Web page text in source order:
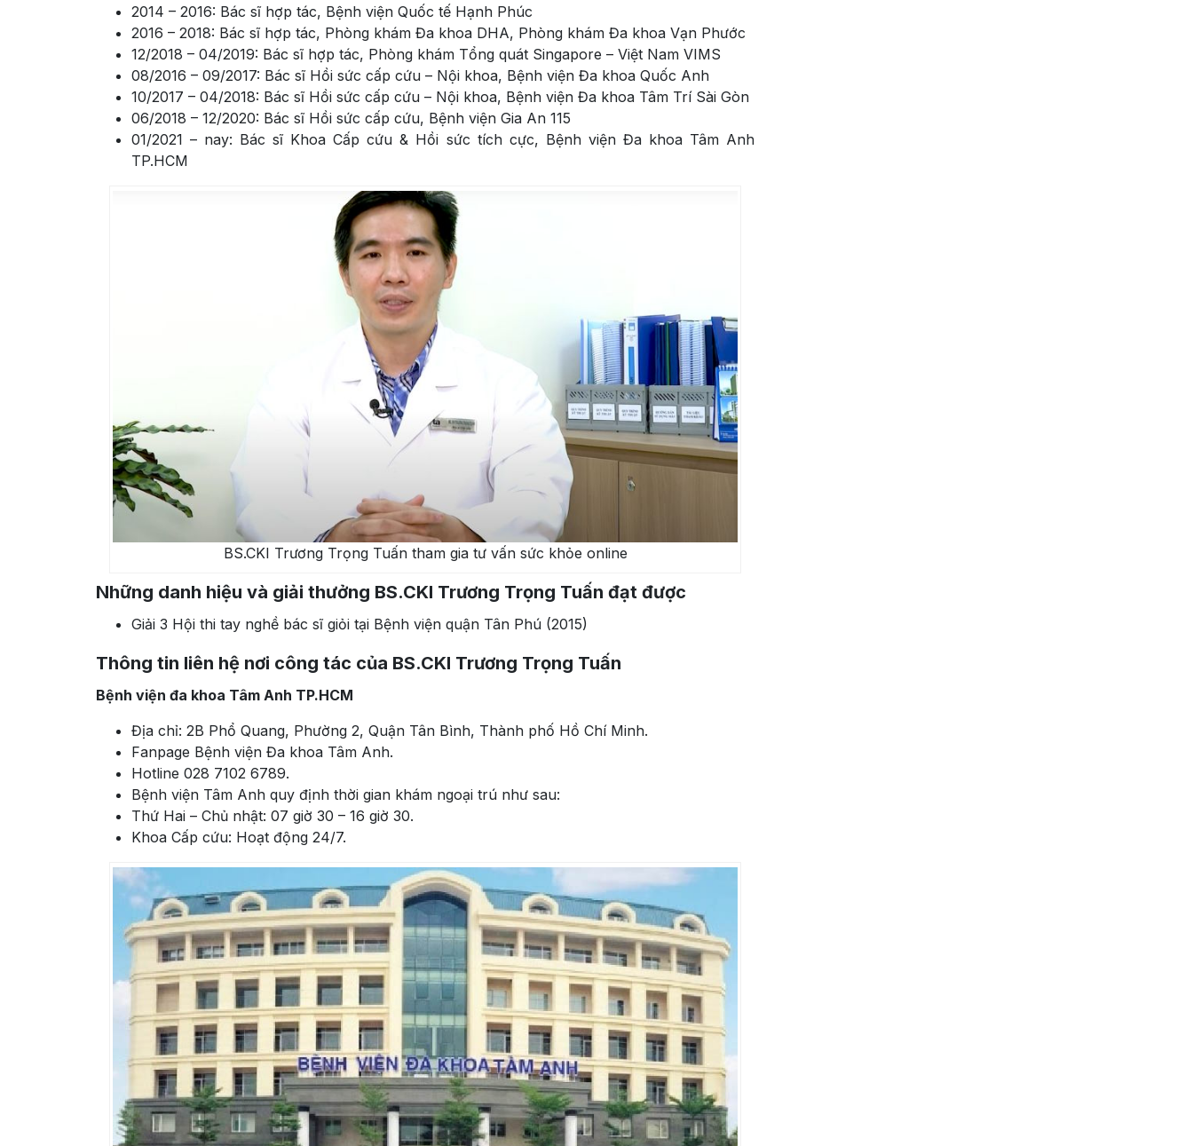
2014 – 2016: Bác sĩ hợp tác, Bệnh viện Quốc tế Hạnh Phúc
2016 – 2018: Bác sĩ hợp tác, Phòng khám Đa khoa DHA, Phòng khám Đa khoa Vạn Phước
12/2018 – 04/2019: Bác sĩ hợp tác, Phòng khám Tổng quát Singapore – Việt Nam VIMS
08/2016 – 09/2017: Bác sĩ Hồi sức cấp cứu – Nội khoa, Bệnh viện Đa khoa Quốc Anh
10/2017 – 04/2018: Bác sĩ Hồi sức cấp cứu – Nội khoa, Bệnh viện Đa khoa Tâm Trí Sài Gòn
06/2018 – 12/2020: Bác sĩ Hồi sức cấp cứu, Bệnh viện Gia An 115
01/2021 – nay: Bác sĩ Khoa Cấp cứu & Hồi sức tích cực, Bệnh viện Đa khoa Tâm Anh
TP.HCM
BS.CKI Trương Trọng Tuấn tham gia tư vấn sức khỏe online
Những danh hiệu và giải thưởng BS.CKI Trương Trọng Tuấn đạt được
Giải 3 Hội thi tay nghề bác sĩ giỏi tại Bệnh viện quận Tân Phú (2015)
Thông tin liên hệ nơi công tác của BS.CKI Trương Trọng Tuấn
Bệnh viện đa khoa Tâm Anh TP.HCM
Địa chỉ: 2B Phổ Quang, Phường 2, Quận Tân Bình, Thành phố Hồ Chí Minh.
Fanpage Bệnh viện Đa khoa Tâm Anh.
Hotline 028 7102 6789.
Bệnh viện Tâm Anh quy định thời gian khám ngoại trú như sau:
Thứ Hai – Chủ nhật: 07 giờ 30 – 16 giờ 30.
Khoa Cấp cứu: Hoạt động 24/7.